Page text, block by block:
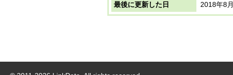
最後に更新した日 2018年8